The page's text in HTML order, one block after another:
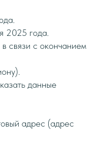
2025 года.
связи с окончанием
данные
адрес (адрес